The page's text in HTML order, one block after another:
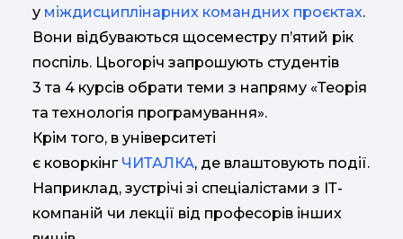
у міждисциплінарних командних проєктах.
Вони відбуваються щосеместру п’ятий рік
поспіль. Цьогоріч запрошують студентів
3 та 4 курсів обрати теми з напряму «Теорія
та технологія програмування».
Крім того, в університеті
є коворкінг ЧИТАЛКА, де влаштовують події.
Наприклад, зустрічі зі спеціалістами з ІТ-
компаній чи лекції від професорів інших